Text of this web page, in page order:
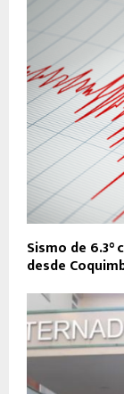
Sismo de
desde